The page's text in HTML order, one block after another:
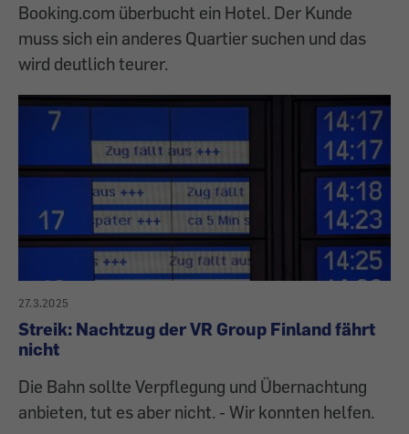
Booking.com überbucht ein Hotel. Der Kunde
muss sich ein anderes Quartier suchen und das
wird deutlich teurer.
27.3.2025
Streik: Nachtzug der VR Group Finland fährt
nicht
Die Bahn sollte Verpflegung und Übernachtung
anbieten, tut es aber nicht. - Wir konnten helfen.